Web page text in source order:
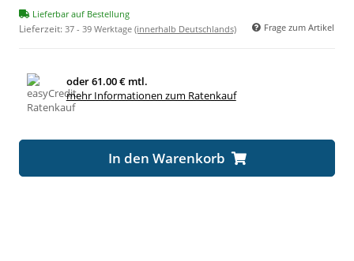
Lieferbar auf Bestellung
Lieferzeit: 37 - 39 Werktage (innerhalb Deutschlands) Frage zum Artikel
oder61.00 € mtl.
mehr Informationen zum Ratenkauf
In den Warenkorb